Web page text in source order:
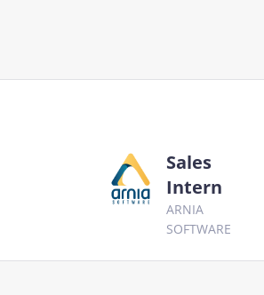
Sales
Intern
ARNIA
SOFTWARE